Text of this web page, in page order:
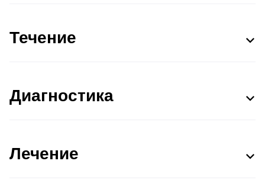
Течение
Диагностика
Лечение